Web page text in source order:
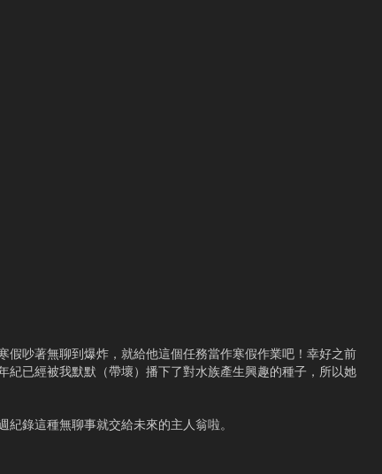
吵著無聊到爆炸，就給他這個任務當作寒假作業吧！幸好之前
已經被我默默（帶壞）播下了對水族產生興趣的種子，所以她
錄這種無聊事就交給未來的主人翁啦。